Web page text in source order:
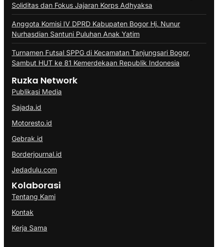
Soliditas dan Fokus Jajaran Korps Adhyaksa
Anggota Komisi IV DPRD Kabupaten Bogor Hj. Nunur
Nurhasdian Santuni Puluhan Anak Yatim
Turnamen Futsal SPPG di Kecamatan Tanjungsari Bogor,
Sambut HUT ke 81 Kemerdekaan Republik Indonesia
Ruzka Network
Publikasi Media
Sajada.id
Motoresto.id
Gebrak.id
Borderjournal.id
Jedadulu.com
Kolaborasi
Tentang Kami
Kontak
Kerja Sama